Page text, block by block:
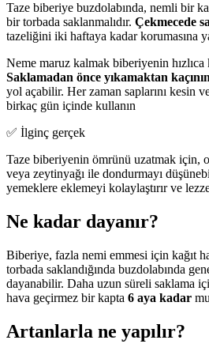
Taze biberiye buzdolabında, nemli bir
bir torbada saklanmalıdır. Çekmecede
tazeliğini iki haftaya kadar korumasına
Neme maruz kalmak biberiyenin
Saklamadan önce yıkamaktan kaçının
yol açabilir. Her zaman saplarını kesin
birkaç gün içinde kullanın
✅ İlginç gerçek
Taze biberiyenin ömrünü uzatmak için,
veya zeytinyağı ile dondurmayı
yemeklere eklemeyi kolaylaştırır ve
Ne kadar dayanır?
Biberiye, fazla nemi emmesi için kağıt
torbada saklandığında buzdolabında
dayanabilir. Daha uzun süreli saklama
hava geçirmez bir kapta 6 aya kadar
Artanlarla ne yapılır?